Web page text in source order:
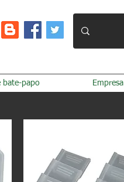
bate-papo Empresa